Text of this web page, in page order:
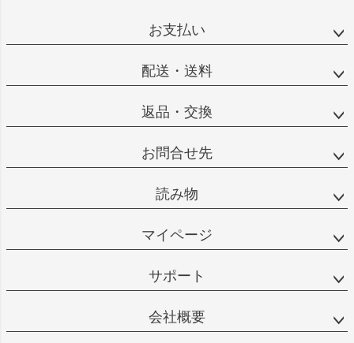
お支払い
配送・送料
返品・交換
お問合せ先
読み物
マイページ
サポート
会社概要